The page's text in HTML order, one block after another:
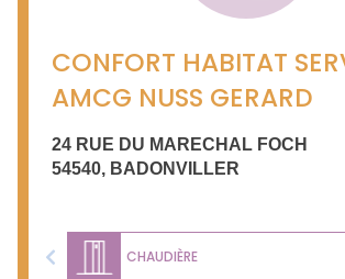
CONFORT HABITAT
AMCG NUSS GERARD
24 RUE DU MARECHAL FOCH
54540, BADONVILLER
CHAUDIÈRE
Previous